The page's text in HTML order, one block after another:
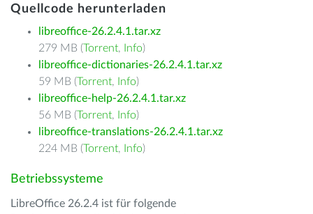
Quellcode herunterladen
libreoffice-26.2.4.1.tar.xz
279 MB (Torrent, Info)
libreoffice-dictionaries-26.2.4.1.tar.xz
59 MB (Torrent, Info)
libreoffice-help-26.2.4.1.tar.xz
56 MB (Torrent, Info)
libreoffice-translations-26.2.4.1.tar.xz
224 MB (Torrent, Info)
Betriebssysteme
LibreOffice 26.2.4 ist für folgende